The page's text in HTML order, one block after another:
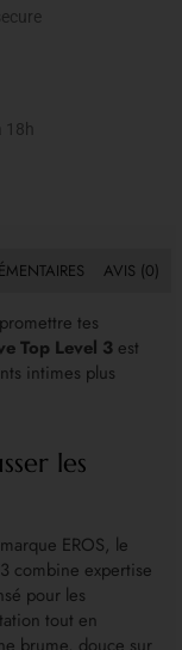
18h
AVIS (0)
tes
Top Level 3 est
intimes plus
les
EROS, le
combine expertise
pour les
tout en
brume, douce sur